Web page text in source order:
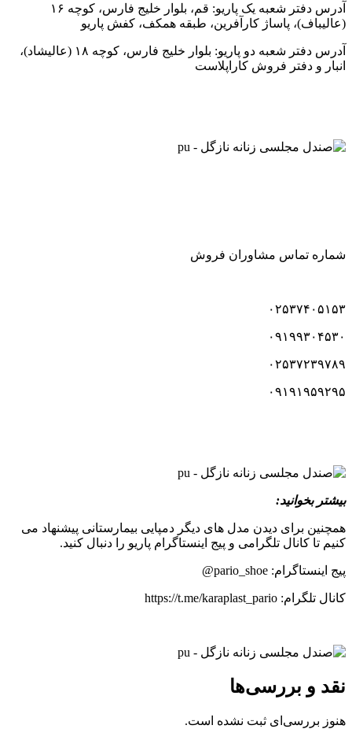
آدرس دفتر شعبه یک پاریو: قم، بلوار خلیج فارس، کوچه ۱۶
(عالیباف)، پاساژ کارآفرین، طبقه همکف، کفش پاریو
آدرس دفتر شعبه دو پاریو: بلوار خلیج فارس، کوچه ۱۸ (عالیشاد)،
انبار و دفتر فروش کاراپلاست
شماره تماس مشاوران فروش
۰۲۵۳۷۴۰۵۱۵۳
۰۹۱۹۹۳۰۴۵۳۰
۰۲۵۳۷۲۳۹۷۸۹
۰۹۱۹۱۹۵۹۲۹۵
بیشتر بخوانید:
همچنین برای دیدن مدل های دیگر دمپایی بیمارستانی پیشنهاد می
کنیم تا کانال تلگرامی و پیج اینستاگرام پاریو را دنبال کنید.
پیج اینستاگرام: pario_shoe@
کانال تلگرام: https://t.me/karaplast_pario
نقد و بررسی‌ها
هنوز بررسی‌ای ثبت نشده است.